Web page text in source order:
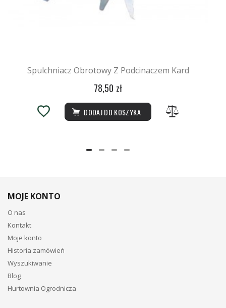
Spulchniacz Obrotowy Z Podcinaczem Kard
78,50 zł
DODAJ DO KOSZYKA
MOJE KONTO
O nas
Kontakt
Moje konto
Historia zamówień
Wyszukiwanie
Blog
Hurtownia Ogrodnicza